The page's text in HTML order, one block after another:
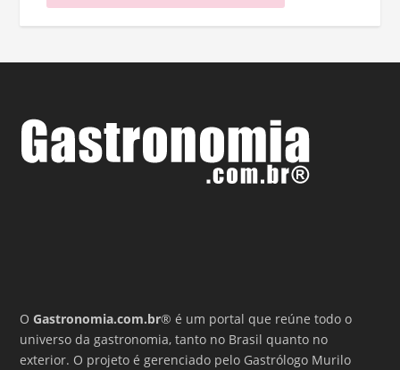
OGastronomia.com.br® é um portal que reúne todo o
universo da gastronomia, tanto no Brasil quanto no
exterior. O projeto é gerenciado pelo Gastrólogo Murilo